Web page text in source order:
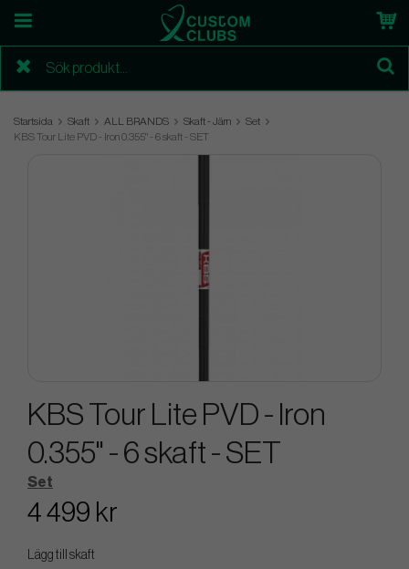
Startsida Skaft ALL BRANDS Skaft - Järn
Set
KBS Tour Lite PVD - Iron 0.355" - 6 skaft - SET
KBS Tour Lite PVD - Iron
0.355" - 6 skaft - SET
Set
4 499 kr
Lägg till skaft